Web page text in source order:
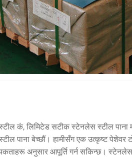
कं, लिमिटेड सटीक स्टेनलेस स्टील पाना मा
पाना बेच्छौं। हामीसँग एक उत्कृष्ट पेशेवर
अनुसार आपूर्ति गर्न सकिन्छ।